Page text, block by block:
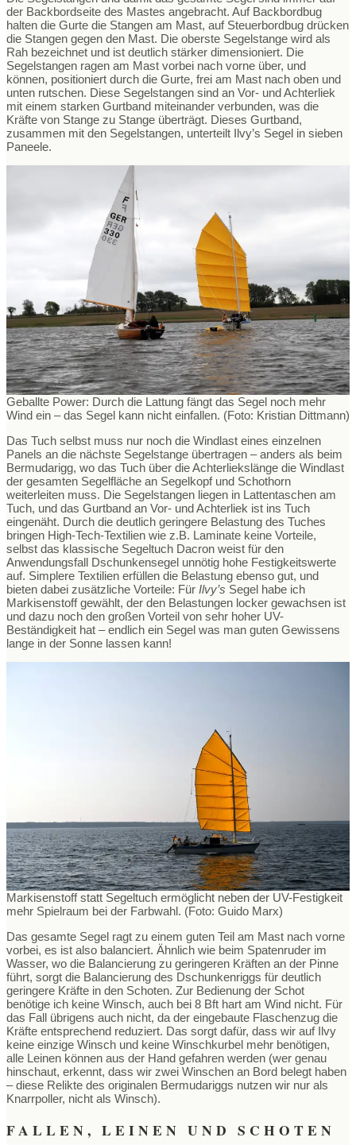
der Backbordseite des Mastes angebracht. Auf Backbordbug
halten die Gurte die Stangen am Mast, auf Steuerbordbug drücken
die Stangen gegen den Mast. Die oberste Segelstange wird als
Rah bezeichnet und ist deutlich stärker dimensioniert. Die
Segelstangen ragen am Mast vorbei nach vorne über, und
können, positioniert durch die Gurte, frei am Mast nach oben und
unten rutschen. Diese Segelstangen sind an Vor- und Achterliek
mit einem starken Gurtband miteinander verbunden, was die
Kräfte von Stange zu Stange überträgt. Dieses Gurtband,
zusammen mit den Segelstangen, unterteilt Ilvy’s Segel in sieben
Paneele.
Geballte Power: Durch die Lattung fängt das Segel noch mehr
Wind ein – das Segel kann nicht einfallen. (Foto: Kristian Dittmann)
Das Tuch selbst muss nur noch die Windlast eines einzelnen
Panels an die nächste Segelstange übertragen – anders als beim
Bermudarigg, wo das Tuch über die Achterliekslänge die Windlast
der gesamten Segelfläche an Segelkopf und Schothorn
weiterleiten muss. Die Segelstangen liegen in Lattentaschen am
Tuch, und das Gurtband an Vor- und Achterliek ist ins Tuch
eingenäht. Durch die deutlich geringere Belastung des Tuches
bringen High-Tech-Textilien wie z.B. Laminate keine Vorteile,
selbst das klassische Segeltuch Dacron weist für den
Anwendungsfall Dschunkensegel unnötig hohe Festigkeitswerte
auf. Simplere Textilien erfüllen die Belastung ebenso gut, und
bieten dabei zusätzliche Vorteile: Für Ilvy’s Segel habe ich
Markisenstoff gewählt, der den Belastungen locker gewachsen ist
und dazu noch den großen Vorteil von sehr hoher UV-
Beständigkeit hat – endlich ein Segel was man guten Gewissens
lange in der Sonne lassen kann!
Markisenstoff statt Segeltuch ermöglicht neben der UV-Festigkeit
mehr Spielraum bei der Farbwahl. (Foto: Guido Marx)
Das gesamte Segel ragt zu einem guten Teil am Mast nach vorne
vorbei, es ist also balanciert. Ähnlich wie beim Spatenruder im
Wasser, wo die Balancierung zu geringeren Kräften an der Pinne
führt, sorgt die Balancierung des Dschunkenriggs für deutlich
geringere Kräfte in den Schoten. Zur Bedienung der Schot
benötige ich keine Winsch, auch bei 8 Bft hart am Wind nicht. Für
das Fall übrigens auch nicht, da der eingebaute Flaschenzug die
Kräfte entsprechend reduziert. Das sorgt dafür, dass wir auf Ilvy
keine einzige Winsch und keine Winschkurbel mehr benötigen,
alle Leinen können aus der Hand gefahren werden (wer genau
hinschaut, erkennt, dass wir zwei Winschen an Bord belegt haben
– diese Relikte des originalen Bermudariggs nutzen wir nur als
Knarrpoller, nicht als Winsch).
FALLEN, LEINEN UND SCHOTEN